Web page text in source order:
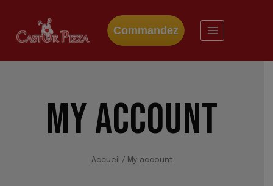
content
Commandez
MY ACCOUNT
Accueil / My account